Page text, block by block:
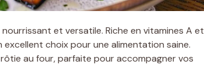
et versatile. Riche en vitamines A et
choix pour une alimentation saine.
au four, parfaite pour accompagner vos